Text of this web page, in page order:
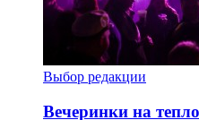
Выбор редакции
Вечеринки на